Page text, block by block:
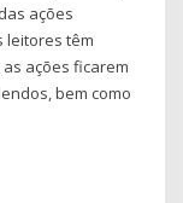
ações
leitores têm
ações ficarem
bem como